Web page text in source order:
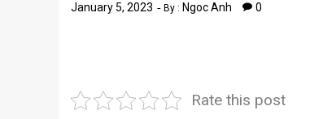
January 5, 2023 By : Ngoc Anh 0
Rate this post